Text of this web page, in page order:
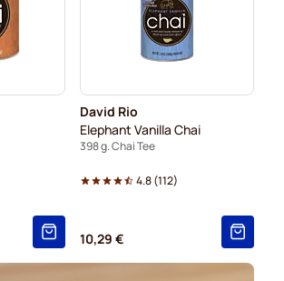
David Rio
Elephant Vanilla Chai
398 g. Chai Tee
4.8(112)
10,29 €